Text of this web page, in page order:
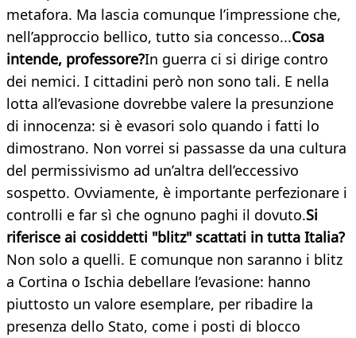
metafora. Ma lascia comunque l’impressione che,
nell’approccio bellico, tutto sia concesso...Cosa
intende, professore?In guerra ci si dirige contro
dei nemici. I cittadini però non sono tali. E nella
lotta all’evasione dovrebbe valere la presunzione
di innocenza: si è evasori solo quando i fatti lo
dimostrano. Non vorrei si passasse da una cultura
del permissivismo ad un’altra dell’eccessivo
sospetto. Ovviamente, è importante perfezionare i
controlli e far sì che ognuno paghi il dovuto.Si
riferisce ai cosiddetti "blitz" scattati in tutta Italia?
Non solo a quelli. E comunque non saranno i blitz
a Cortina o Ischia debellare l’evasione: hanno
piuttosto un valore esemplare, per ribadire la
presenza dello Stato, come i posti di blocco